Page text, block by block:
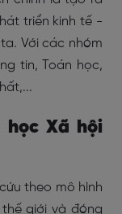
triển kinh tế -
Với các nhóm
tin, Toán học,
học Xã hội
theo mô hình
giới và đóng